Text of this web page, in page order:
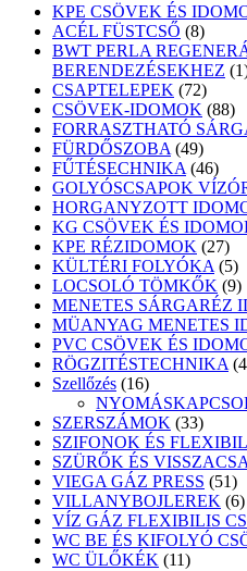
KPE CSÖVEK ÉS
ACÉL FÜSTCSŐ 88
termék
BWT PERLA
BERENDEZÉSEKHEZ
1
CSAPTELEPEK 7272
termék
CSÖVEK-IDOMOK 8888
FORRASZTHATÓ
FÜRDŐSZOBA 4949
termék
FŰTÉSECHNIKA 4646
GOLYÓSCSAPOK
HORGANYZOTT
KG CSÖVEK ÉS
KPE RÉZIDOMOK 2727
KÜLTÉRI FOLYÓKA 55
LOCSOLÓ TÖMKŐK 99
MENETES SÁRGARÉZ
MÜANYAG MENETES
PVC CSÖVEK ÉS
RÖGZITÉSTECHNIKA
Szellőzés 1616
termék
SZERSZÁMOK 3333
termék
SZIFONOK ÉS
SZÜRŐK ÉS
VIEGA GÁZ PRESS 5151
VILLANYBOJLEREK 66
VÍZ GÁZ FLEXIBILIS
WC BE ÉS KIFOLYÓ
WC ÜLŐKÉK 1111